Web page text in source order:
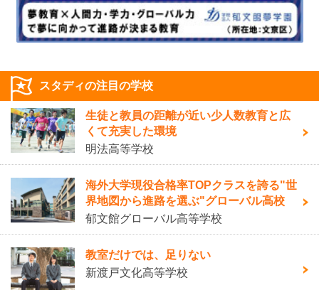
スタディの注目の学校
生徒と教員の距離が近い少人数教育と広
くて充実した環境
明法高等学校
海外大学現役合格率TOPクラスを誇る"世
界地図から進路を選ぶ"グローバル高校
郁文館グローバル高等学校
教室だけでは、足りない
新渡戸文化高等学校